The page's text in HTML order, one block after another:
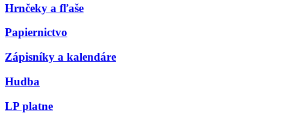
Hrnčeky a fľaše
Papiernictvo
Zápisníky a kalendáre
Hudba
LP platne